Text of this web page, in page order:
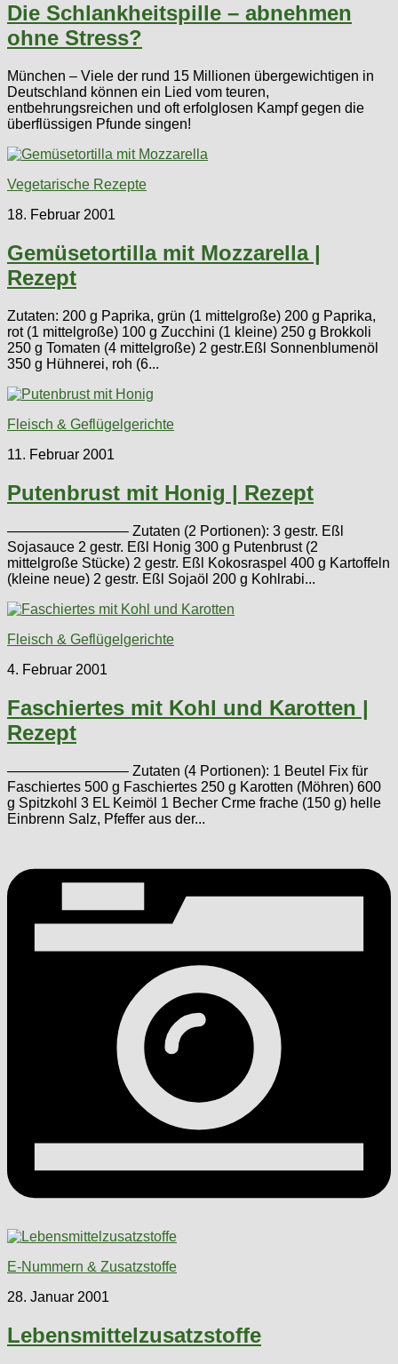
Die Schlankheitspille – abnehmen
ohne Stress?
München – Viele der rund 15 Millionen übergewichtigen in
Deutschland können ein Lied vom teuren,
entbehrungsreichen und oft erfolglosen Kampf gegen die
überflüssigen Pfunde singen!
Vegetarische Rezepte
18. Februar 2001
Gemüsetortilla mit Mozzarella |
Rezept
Zutaten: 200 g Paprika, grün (1 mittelgroße) 200 g Paprika,
rot (1 mittelgroße) 100 g Zucchini (1 kleine) 250 g Brokkoli
250 g Tomaten (4 mittelgroße) 2 gestr.Eßl Sonnenblumenöl
350 g Hühnerei, roh (6...
Fleisch & Geflügelgerichte
11. Februar 2001
Putenbrust mit Honig | Rezept
————————– Zutaten (2 Portionen): 3 gestr. Eßl
Sojasauce 2 gestr. Eßl Honig 300 g Putenbrust (2
mittelgroße Stücke) 2 gestr. Eßl Kokosraspel 400 g Kartoffeln
(kleine neue) 2 gestr. Eßl Sojaöl 200 g Kohlrabi...
Fleisch & Geflügelgerichte
4. Februar 2001
Faschiertes mit Kohl und Karotten |
Rezept
————————– Zutaten (4 Portionen): 1 Beutel Fix für
Faschiertes 500 g Faschiertes 250 g Karotten (Möhren) 600
g Spitzkohl 3 EL Keimöl 1 Becher Crme frache (150 g) helle
Einbrenn Salz, Pfeffer aus der...
E-Nummern & Zusatzstoffe
28. Januar 2001
Lebensmittelzusatzstoffe